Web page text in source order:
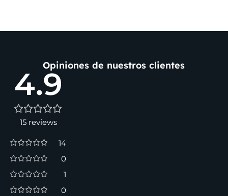
Opiniones de nuestros clientes
4.9
15 reviews
14
0
1
0